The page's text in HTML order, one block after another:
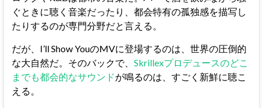
ぐときに聴く音楽だったり、都会特有の孤独感を描写し
たりするのが専門分野だと言える。
だが、I’ll Show YouのMVに登場するのは、世界の圧倒的
な大自然だ。そのバックで、 Skrillexプロデュースのどこ
までも都会的なサウンドが鳴るのは、すごく新鮮に聴こ
える。